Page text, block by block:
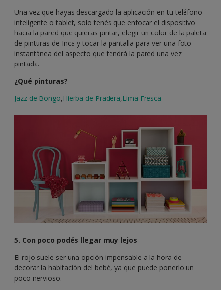
Una vez que hayas descargado la aplicación en tu teléfono
inteligente o tablet, solo tenés que enfocar el dispositivo
hacia la pared que quieras pintar, elegir un color de la paleta
de pinturas de Inca y tocar la pantalla para ver una foto
instantánea del aspecto que tendrá la pared una vez
pintada.
¿Qué pinturas?
Jazz de Bongo,Hierba de Pradera,Lima Fresca
5. Con poco podés llegar muy lejos
El rojo suele ser una opción impensable a la hora de
decorar la habitación del bebé, ya que puede ponerlo un
poco nervioso.